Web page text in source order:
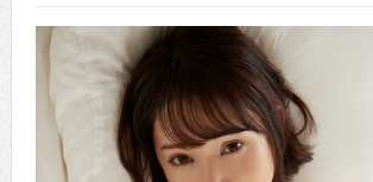
CINEMA×STYLE 287号
CINEMA×STYLE 286号
CINEMA×STYLE 285号